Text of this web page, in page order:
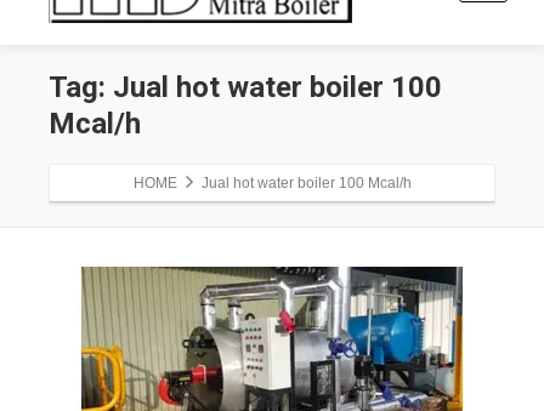
Tag: Jual hot water boiler 100
Mcal/h
HOME Jual hot water boiler 100 Mcal/h